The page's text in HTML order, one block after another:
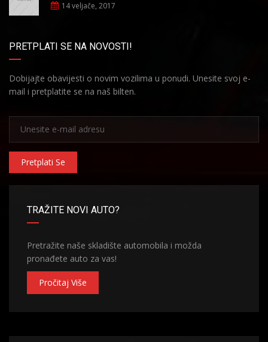
14 veljače, 2017
PRETPLATI SE NA NOVOSTI!
Dobijajte obavijesti o novim vozilima u ponudi. Unesite svoj e-
mail i pretplatite se na naš bilten.
Pretplati Se
TRAŽITE NOVI AUTO?
Pretražite naše skladište automobila i možda
pronađete auto za vas!
Pročitaj Više